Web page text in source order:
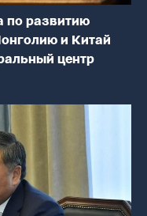
по развитию
и Китай
центр